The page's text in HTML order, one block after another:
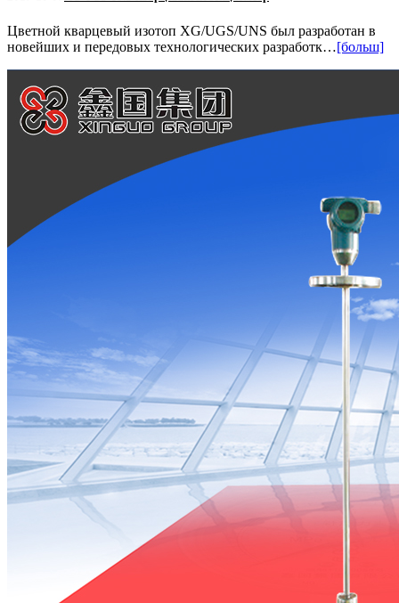
Цветной кварцевый изотоп XG/UGS/UNS был разработан в
новейших и передовых технологических разработк…[больш]